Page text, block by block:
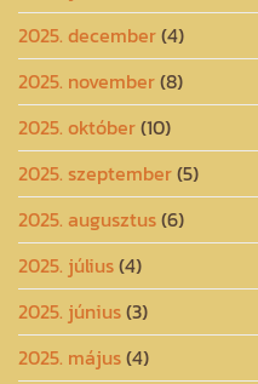
2025. december(4)
2025. november(8)
2025. október(10)
2025. szeptember(5)
2025. augusztus(6)
2025. július(4)
2025. június(3)
2025. május(4)